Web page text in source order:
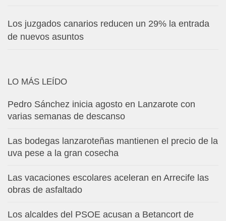
Los juzgados canarios reducen un 29% la entrada
de nuevos asuntos
LO MÁS LEÍDO
Pedro Sánchez inicia agosto en Lanzarote con
varias semanas de descanso
Las bodegas lanzaroteñas mantienen el precio de la
uva pese a la gran cosecha
Las vacaciones escolares aceleran en Arrecife las
obras de asfaltado
Los alcaldes del PSOE acusan a Betancort de